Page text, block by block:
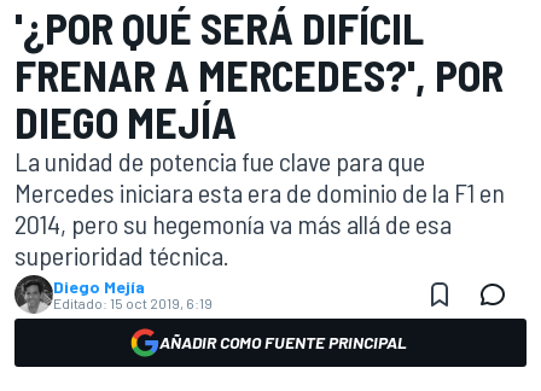
'¿POR QUÉ SERÁ DIFÍCIL
FRENAR A MERCEDES?', POR
DIEGO MEJÍA
La unidad de potencia fue clave para que
Mercedes iniciara esta era de dominio de la F1 en
2014, pero su hegemonía va más allá de esa
superioridad técnica.
Diego Mejía
Editado: 15 oct 2019, 6:19
AÑADIR COMO FUENTE PRINCIPAL